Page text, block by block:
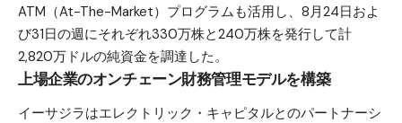
ATM（At-The-Market）プログラムも活用し、8月24日およ
び31日の週にそれぞれ330万株と240万株を発行して計
2,820万ドルの純資金を調達した。
上場企業のオンチェーン財務管理モデルを構築
イーサジラはエレクトリック・キャピタルとのパートナーシ